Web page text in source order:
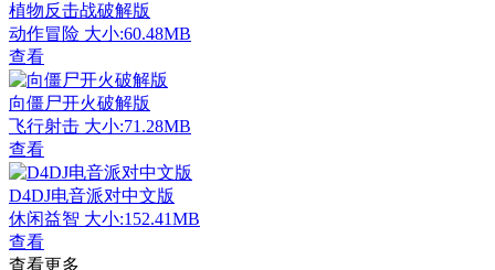
植物反击战破解版
动作冒险 大小:60.48MB
查看
向僵尸开火破解版
飞行射击 大小:71.28MB
查看
D4DJ电音派对中文版
休闲益智 大小:152.41MB
查看
查看更多